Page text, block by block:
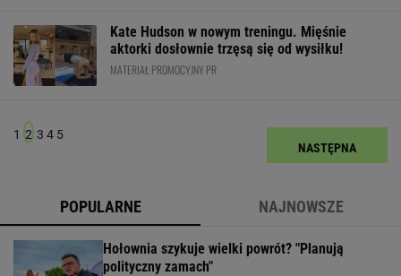
Kate Hudson w nowym treningu. Mięśnie
aktorki dosłownie trzęsą się od wysiłku!
MATERIAŁ PROMOCYJNY PR
1 2 3 4 5
NASTĘPNA
POPULARNE NAJNOWSZE
Hołownia szykuje wielki powrót? "Planują
polityczny zamach"